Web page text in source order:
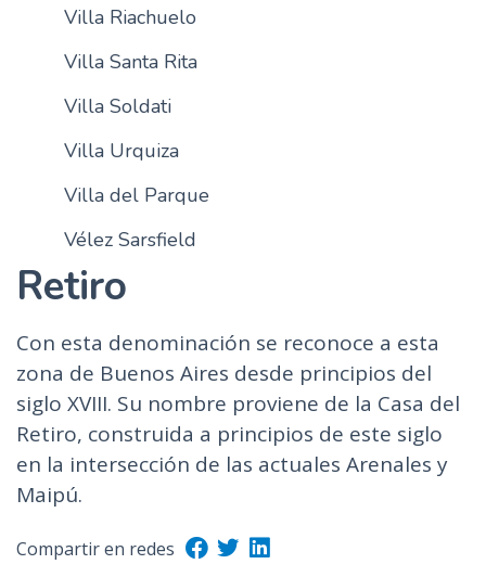
Villa Riachuelo
Villa Santa Rita
Villa Soldati
Villa Urquiza
Villa del Parque
Vélez Sarsfield
Retiro
Con esta denominación se reconoce a esta
zona de Buenos Aires desde principios del
siglo XVIII. Su nombre proviene de la Casa del
Retiro, construida a principios de este siglo
en la intersección de las actuales Arenales y
Maipú.
Compartir en redes